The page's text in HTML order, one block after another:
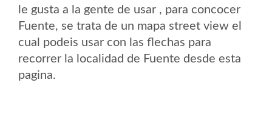
le gusta a la gente de usar , para concocer
Fuente, se trata de un mapa street view el
cual podeis usar con las flechas para
recorrer la localidad de Fuente desde esta
pagina.